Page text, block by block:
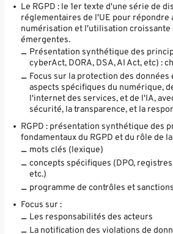
Le RGPD : le 1er texte d'une série de
réglementaires de l'UE pour répondre
numérisation et l'utilisation croissante
émergentes.
Présentation synthétique des
cyberAct, DORA, DSA, AI Act, etc) :
Focus sur la protection des données
aspects spécifiques du numérique,
l'internet des services, et de l'IA,
sécurité, la transparence, et la
RGPD : présentation synthétique des
fondamentaux du RGPD et du rôle de
mots clés (lexique)
concepts spécifiques (DPO,
etc.)
programme de contrôles et
Focus sur :
Les responsabilités des acteurs
La notification des violations de